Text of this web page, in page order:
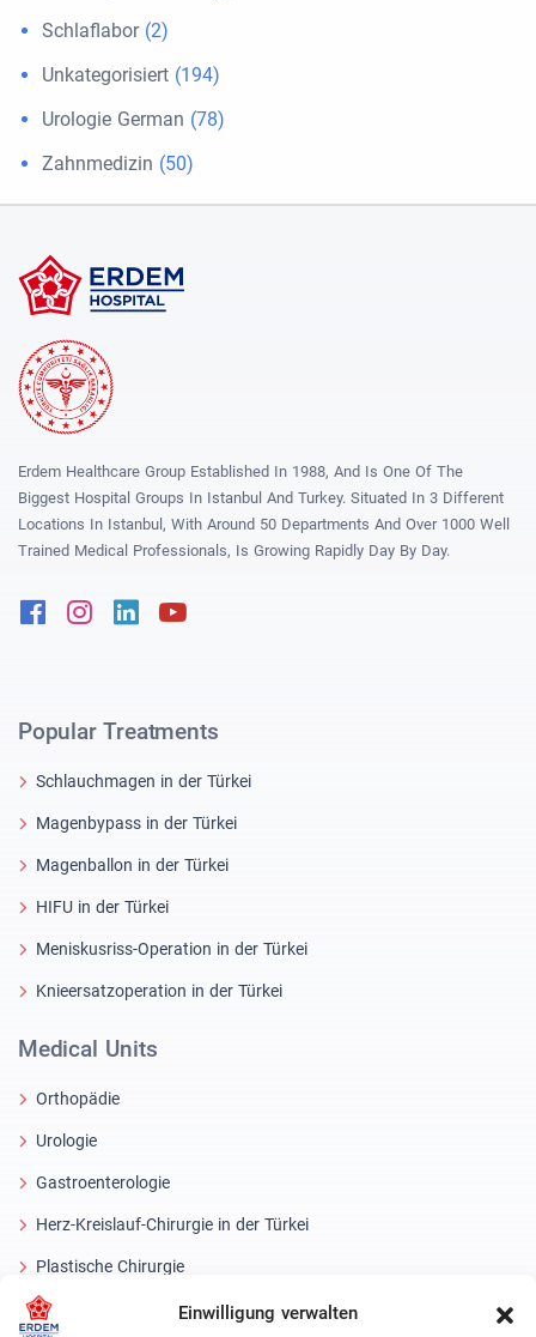
Einwilligung verwalten
Schlaflabor(2)
Unkategorisiert (194)
Urologie German (78)
Zahnmedizin (50)
Erdem Healthcare Group Established In 1988, And Is One Of The
Biggest Hospital Groups In Istanbul And Turkey. Situated In 3 Different
Locations In Istanbul, With Around 50 Departments And Over 1000 Well
Trained Medical Professionals, Is Growing Rapidly Day By Day.
FacebookInstagram
Linkedin
Popular Treatments
Schlauchmagen in der Türkei
Magenbypass in der Türkei
Magenballon in der Türkei
HIFU in der Türkei
Meniskusriss-Operation in der Türkei
Knieersatzoperation in der Türkei
Medical Units
Orthopädie
Urologie
Gastroenterologie
Herz-Kreislauf-Chirurgie in der Türkei
Plastische Chirurgie
Haartransplantationsbehandlungen